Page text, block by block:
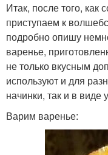
Итак, после того, как
приступаем к
подробно опишу
варенье,
не только вкусным
используют и для
начинки, так и в виде
Варим варенье: